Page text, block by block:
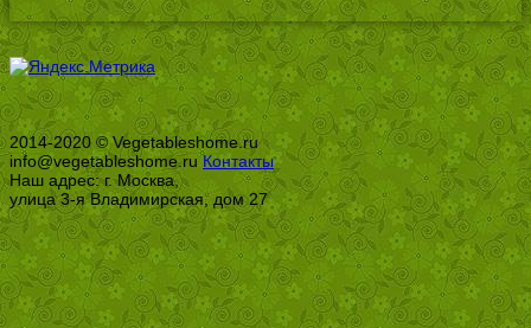
2014-2020 © Vegetableshome.ru
info@vegetableshome.ruКонтакты
Наш адрес: г. Москва,
улица 3-я Владимирская, дом 27